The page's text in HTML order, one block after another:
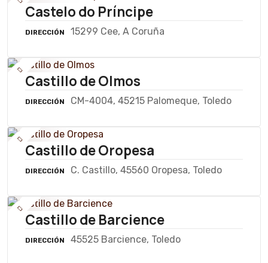
Castelo do Príncipe
DIRECCIÓN 15299 Cee, A Coruña
Castillo de Olmos
DIRECCIÓN CM-4004, 45215 Palomeque, Toledo
Castillo de Oropesa
DIRECCIÓN C. Castillo, 45560 Oropesa, Toledo
Castillo de Barcience
DIRECCIÓN 45525 Barcience, Toledo